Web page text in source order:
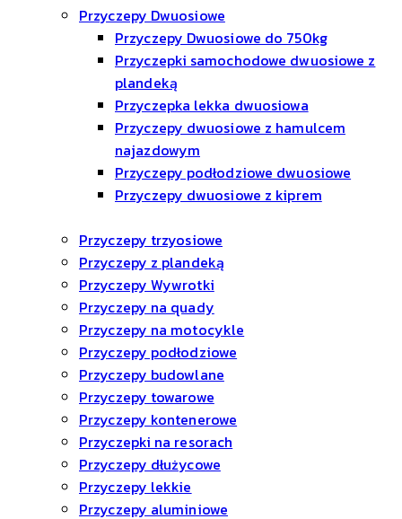
Przyczepy Dwuosiowe
Przyczepy Dwuosiowe do 750kg
Przyczepki samochodowe dwuosiowe z
plandeką
Przyczepka lekka dwuosiowa
Przyczepy dwuosiowe z hamulcem
najazdowym
Przyczepy podłodziowe dwuosiowe
Przyczepy dwuosiowe z kiprem
Przyczepy trzyosiowe
Przyczepy z plandeką
Przyczepy Wywrotki
Przyczepy na quady
Przyczepy na motocykle
Przyczepy podłodziowe
Przyczepy budowlane
Przyczepy towarowe
Przyczepy kontenerowe
Przyczepki na resorach
Przyczepy dłużycowe
Przyczepy lekkie
Przyczepy aluminiowe